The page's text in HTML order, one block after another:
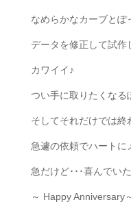
なめらかなカーブとぽ
データを修正して試作
カワイイ♪
つい手に取りたくなる
そしてそれだけでは終
急遽の依頼でハートに
急だけど･･･喜んでい
～ Happy Anniversary